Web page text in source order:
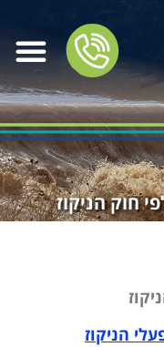
חוק הניקוז
הניקוז